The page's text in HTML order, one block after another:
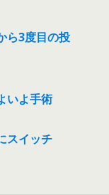
ら3度目の投
いよ手術
スイッチ